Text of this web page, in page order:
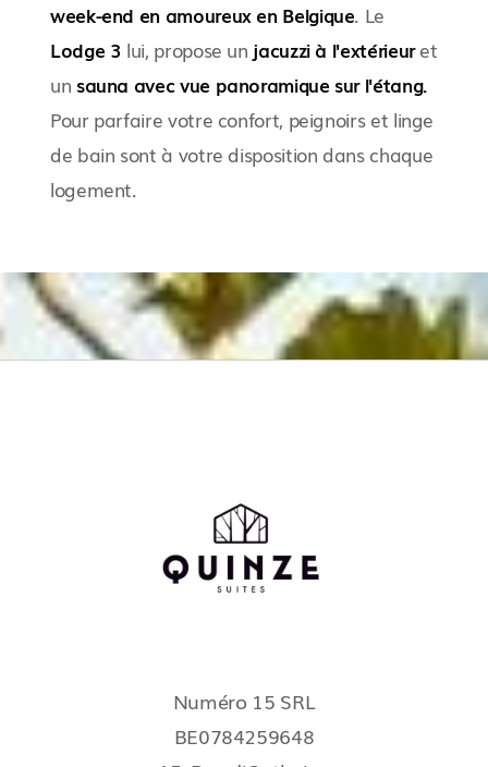
week-end en amoureux en Belgique. Le
Lodge 3 lui, propose un jacuzzi à l'extérieuret
un sauna avec vue panoramique sur l'étang.
Pour parfaire votre confort, peignoirs et linge
de bain sont à votre disposition dans chaque
logement.
Numéro 15 SRL
BE0784259648